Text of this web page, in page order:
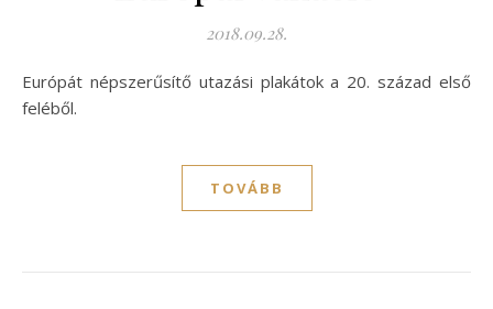
2018.09.28.
Európát népszerűsítő utazási plakátok a 20. század első
feléből.
TOVÁBB